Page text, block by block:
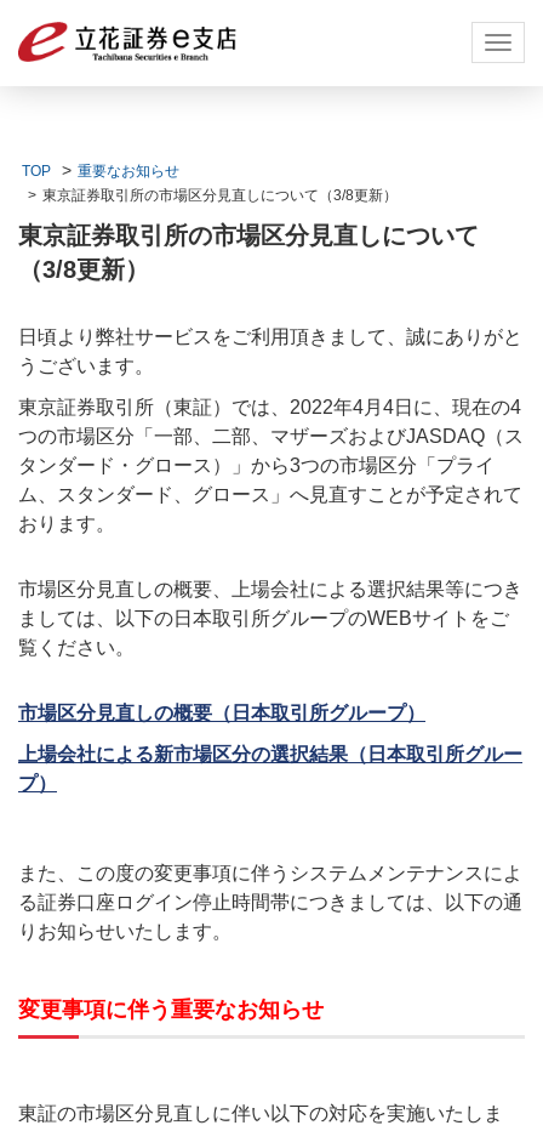
TOP
重要なお知らせ
東京証券取引所の市場区分見直しについて（3/8更新）
東京証券取引所の市場区分見直しについて
（3/8更新）
日頃より弊社サービスをご利用頂きまして、誠にありがと
うございます。
東京証券取引所（東証）では、2022年4月4日に、現在の4
つの市場区分「一部、二部、マザーズおよびJASDAQ（ス
タンダード・グロース）」から3つの市場区分「プライ
ム、スタンダード、グロース」へ見直すことが予定されて
おります。
市場区分見直しの概要、上場会社による選択結果等につき
ましては、以下の日本取引所グループのWEBサイトをご
覧ください。
市場区分見直しの概要（日本取引所グループ）
上場会社による新市場区分の選択結果（日本取引所グルー
プ）
また、この度の変更事項に伴うシステムメンテナンスによ
る証券口座ログイン停止時間帯につきましては、以下の通
りお知らせいたします。
変更事項に伴う重要なお知らせ
東証の市場区分見直しに伴い以下の対応を実施いたしま